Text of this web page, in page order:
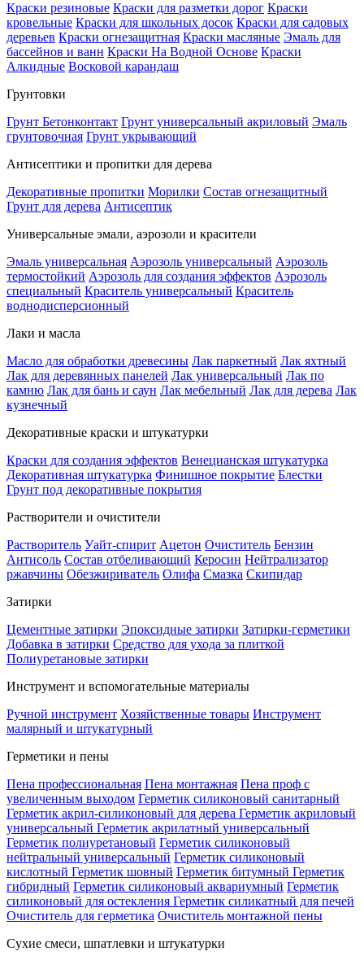
Краски резиновые Краски для разметки дорог Краски
кровельные Краски для школьных досок Краски для садовых
деревьев Краски огнезащитная Краски масляные Эмаль для
бассейнов и ванн Краски На Водной Основе Краски
Алкидные Восковой карандаш
Грунтовки
Грунт Бетонконтакт Грунт универсальный акриловый Эмаль
грунтовочная Грунт укрывающий
Антисептики и пропитки для дерева
Декоративные пропитки Морилки Состав огнезащитный
Грунт для дерева Антисептик
Универсальные эмали, аэрозоли и красители
Эмаль универсальная Аэрозоль универсальный Аэрозоль
термостойкий Аэрозоль для создания эффектов Аэрозоль
специальный Краситель универсальный Краситель
воднодисперсионный
Лаки и масла
Масло для обработки древесины Лак паркетный Лак яхтный
Лак для деревянных панелей Лак универсальный Лак по
камню Лак для бань и саун Лак мебельный Лак для дерева Лак
кузнечный
Декоративные краски и штукатурки
Краски для создания эффектов Венецианская штукатурка
Декоративная штукатурка Финишное покрытие Блестки
Грунт под декоративные покрытия
Растворители и очистители
Растворитель Уайт-спирит Ацетон Очиститель Бензин
Антисоль Состав отбеливающий Керосин Нейтрализатор
ржавчины Обезжириватель Олифа Смазка Скипидар
Затирки
Цементные затирки Эпоксидные затирки Затирки-герметики
Добавка в затирки Средство для ухода за плиткой
Полиуретановые затирки
Инструмент и вспомогательные материалы
Ручной инструмент Хозяйственные товары Инструмент
малярный и штукатурный
Герметики и пены
Пена профессиональная Пена монтажная Пена проф с
увеличенным выходом Герметик силиконовый санитарный
Герметик акрил-силиконовый для дерева Герметик акриловый
универсальный Герметик акрилатный универсальный
Герметик полиуретановый Герметик силиконовый
нейтральный универсальный Герметик силиконовый
кислотный Герметик шовный Герметик битумный Герметик
гибридный Герметик силиконовый аквариумный Герметик
силиконовый для остекления Герметик силикатный для печей
Очиститель для герметика Очиститель монтажной пены
Сухие смеси, шпатлевки и штукатурки